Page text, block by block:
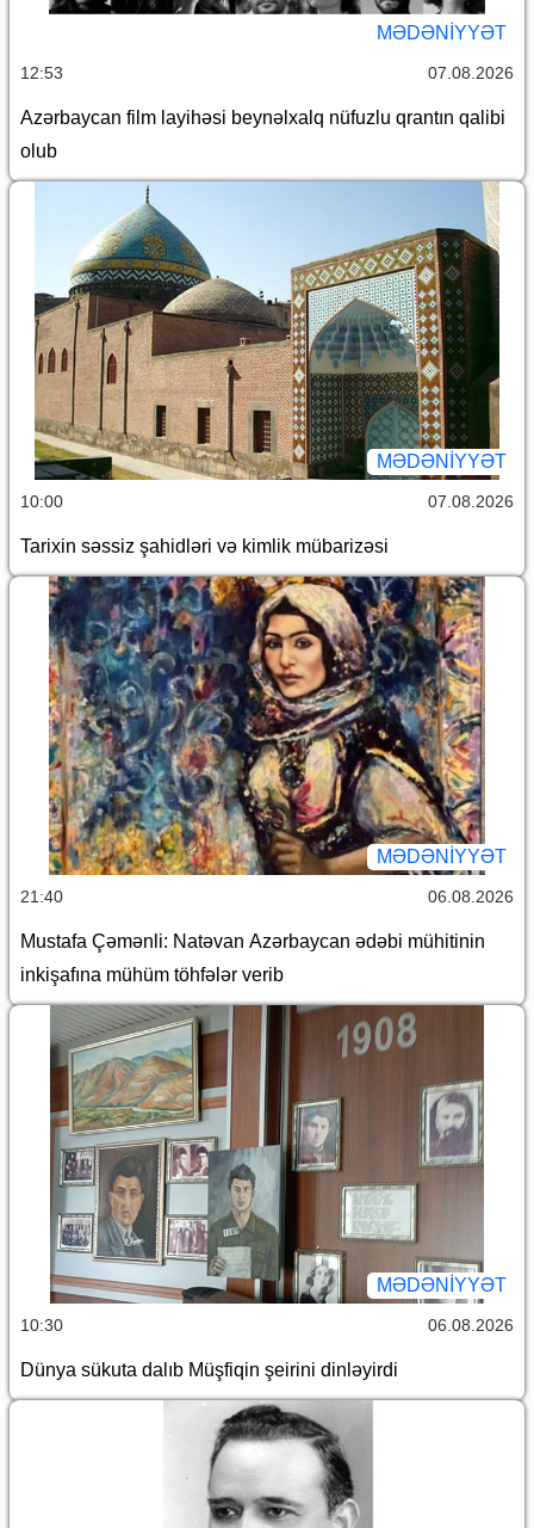
MƏDƏNIYYƏT
12:53 07.08.2026
Azərbaycan film layihəsi beynəlxalq nüfuzlu qrantın qalibi
olub
MƏDƏNIYYƏT
10:00 07.08.2026
Tarixin səssiz şahidləri və kimlik mübarizəsi
MƏDƏNIYYƏT
21:40 06.08.2026
Mustafa Çəmənli: Natəvan Azərbaycan ədəbi mühitinin
inkişafına mühüm töhfələr verib
MƏDƏNIYYƏT
10:30 06.08.2026
Dünya sükuta dalıb Müşfiqin şeirini dinləyirdi